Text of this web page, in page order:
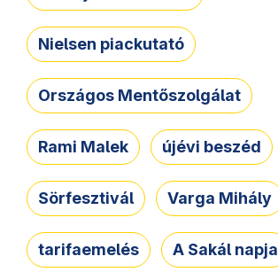
Nielsen piackutató
Országos Mentőszolgálat
Rami Malek újévi beszéd
Sörfesztivál Varga Mihály
tarifaemelés A Sakál napja